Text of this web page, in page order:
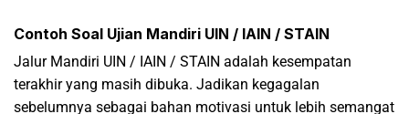
Contoh Soal Ujian Mandiri UIN / IAIN / STAIN
Jalur Mandiri UIN / IAIN / STAIN adalah kesempatan
terakhir yang masih dibuka. Jadikan kegagalan
sebelumnya sebagai bahan motivasi untuk lebih semangat